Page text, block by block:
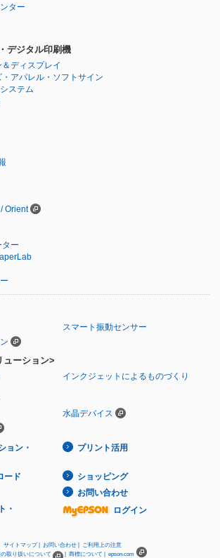
ター
デジタル印刷機
ディスプレイ
アパレル・ソフトサイン
ステム
Orient
ター
スマート振動センサー
ューション>
インクジェットによるものづくり
水晶デバイス
ョン・
プリント活用
ード
ショッピング
お問い合わせ
・
ログイン
サイトマップ | お問い合わせ |
ご利用上の注意
取り扱いについて
商標について | epson.com